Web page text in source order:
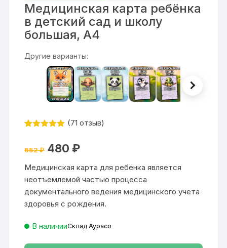
Медицинская карта ребёнка
в детский сад и школу
большая, А4
Другие варианты:
на основе
пользовател
я
(71 отзыв)
652₽ Первоначальная
цена
652 ₽.
480 ₽Текущая
Медицинская карта для ребёнка является
неотъемлемой частью процесса
документального ведения медицинского учета
здоровья с рождения.
В наличииСклад Аурасо